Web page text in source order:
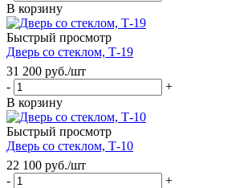
В корзину
Быстрый просмотр
Дверь со стеклом, Т-19
31 200 руб./шт
-
+
В корзину
Быстрый просмотр
Дверь со стеклом, Т-10
22 100 руб./шт
-
+